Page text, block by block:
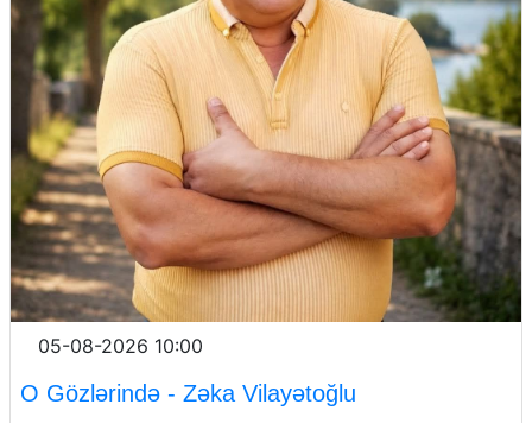
05-08-2026 10:00
O Gözlərində - Zəka Vilayətoğlu